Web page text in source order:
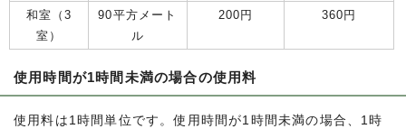
和室（3
室）
90平方メート
ル
200円 360円
使用時間が1時間未満の場合の使用料
使用料は1時間単位です。使用時間が1時間未満の場合、1時